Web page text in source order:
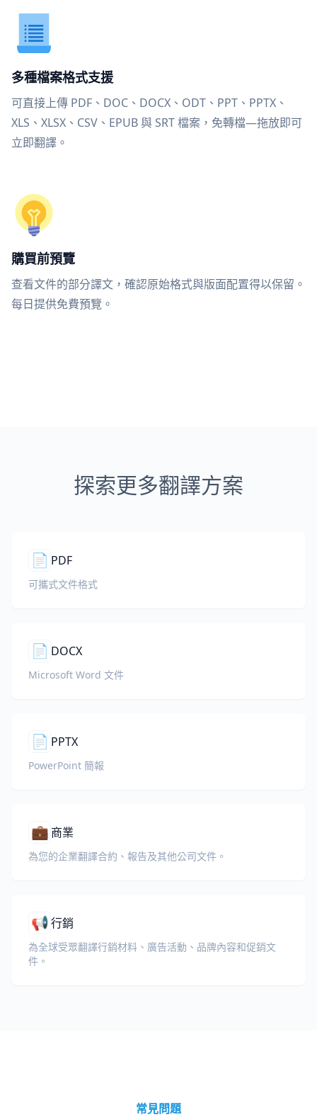
多種檔案格式支援
可直接上傳 PDF、DOC、DOCX、ODT、PPT、PPTX、
XLS、XLSX、CSV、EPUB 與 SRT 檔案，免轉檔—拖放即可
立即翻譯。
購買前預覽
查看文件的部分譯文，確認原始格式與版面配置得以保留。
每日提供免費預覽。
探索更多翻譯方案
📄 PDF
可攜式文件格式
📄 DOCX
Microsoft Word 文件
📄 PPTX
PowerPoint 簡報
💼 商業
為您的企業翻譯合約、報告及其他公司文件。
📢行銷
為全球受眾翻譯行銷材料、廣告活動、品牌內容和促銷文
件。
常見問題